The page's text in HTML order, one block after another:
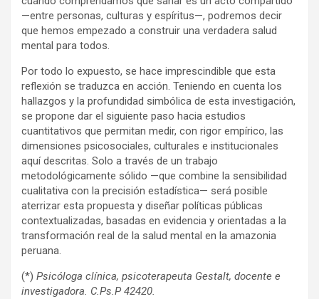
—entre personas, culturas y espíritus—, podremos decir
que hemos empezado a construir una verdadera salud
mental para todos.
Por todo lo expuesto, se hace imprescindible que esta
reflexión se traduzca en acción. Teniendo en cuenta los
hallazgos y la profundidad simbólica de esta investigación,
se propone dar el siguiente paso hacia estudios
cuantitativos que permitan medir, con rigor empírico, las
dimensiones psicosociales, culturales e institucionales
aquí descritas. Solo a través de un trabajo
metodológicamente sólido —que combine la sensibilidad
cualitativa con la precisión estadística— será posible
aterrizar esta propuesta y diseñar políticas públicas
contextualizadas, basadas en evidencia y orientadas a la
transformación real de la salud mental en la amazonia
peruana.
(*) Psicóloga clínica, psicoterapeuta Gestalt, docente e
investigadora. C.Ps.P 42420.